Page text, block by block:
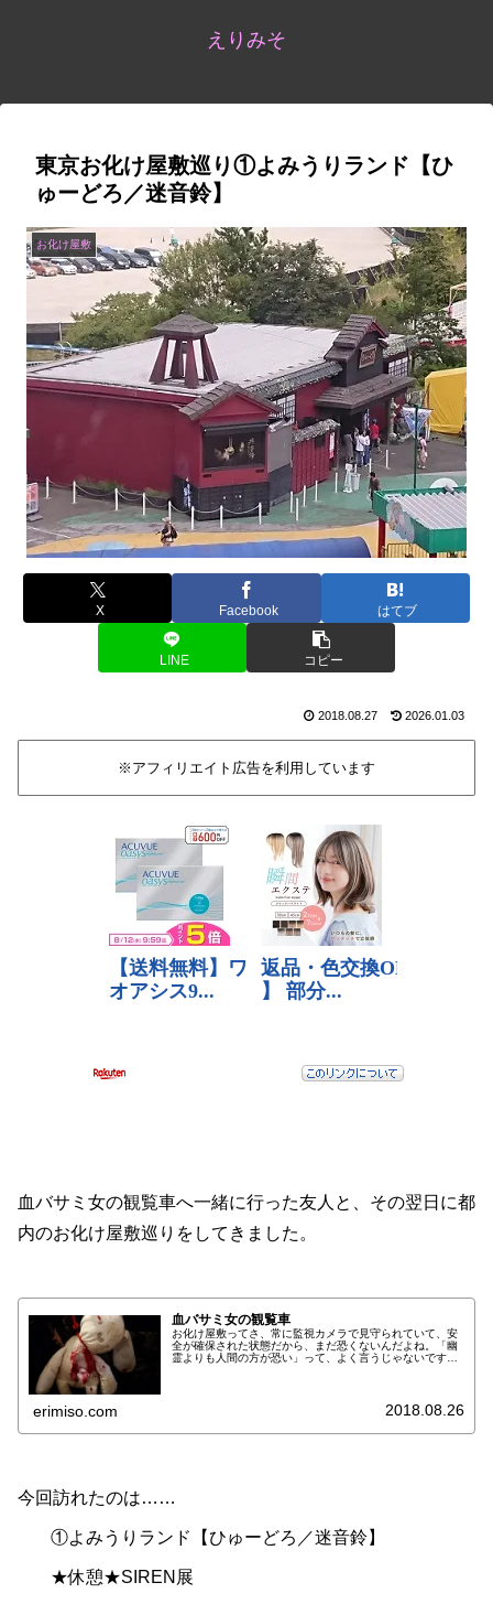
えりみそ
東京お化け屋敷巡り①よみうりランド【ひ
ゅ​ーどろ／迷音鈴】
お化け屋敷
X Facebook はてブ
LINE コピー
2018.08.27 2026.01.03
※アフィリエイト広告を利用しています
血バサミ女の観覧車へ一緒に行った友人と、その翌日に都
内のお化け屋敷巡りをしてきました。
血バサミ女の観覧車
お化け屋敷ってさ、常に監視カメラで見守られていて、安
全が確保された状態だから、まだ恐くないんだよね。「幽
霊よりも人間の方が恐い」って、よく言うじゃないです
erimiso.com 2018.08.26
今回訪れたのは……
①よみうりランド【ひゅーどろ／迷音鈴】
★休憩★SIREN展